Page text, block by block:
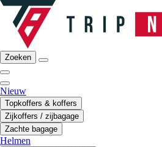
Zoeken
Nieuw
Topkoffers & koffers
Zijkoffers / zijbagage
Zachte bagage
Helmen